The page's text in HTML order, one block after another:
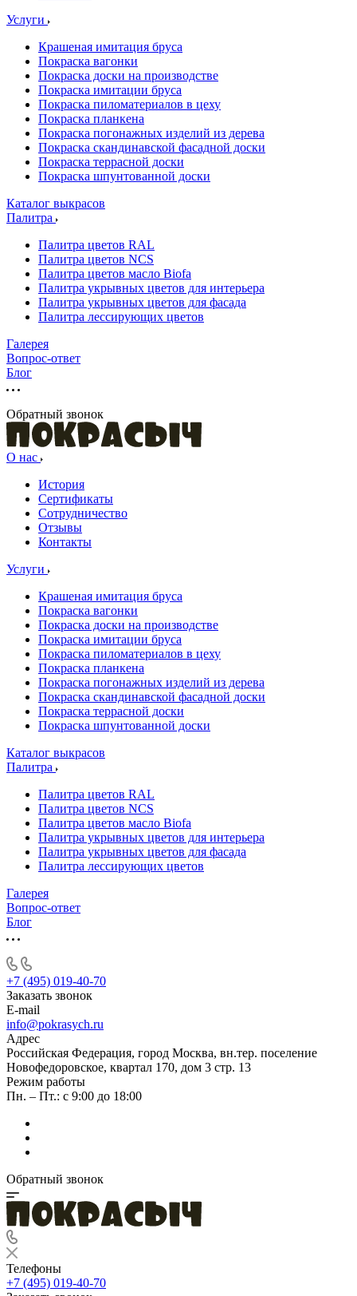
Услуги
Крашеная имитация бруса
Покраска вагонки
Покраска доски на производстве
Покраска имитации бруса
Покраска пиломатериалов в цеху
Покраска планкена
Покраска погонажных изделий из дерева
Покраска скандинавской фасадной доски
Покраска террасной доски
Покраска шпунтованной доски
Каталог выкрасов
Палитра
Палитра цветов RAL
Палитра цветов NCS
Палитра цветов масло Biofa
Палитра укрывных цветов для интерьера
Палитра укрывных цветов для фасада
Палитра лессирующих цветов
Галерея
Вопрос-ответ
Блог
Обратный звонок
О нас
История
Сертификаты
Сотрудничество
Отзывы
Контакты
Услуги
Крашеная имитация бруса
Покраска вагонки
Покраска доски на производстве
Покраска имитации бруса
Покраска пиломатериалов в цеху
Покраска планкена
Покраска погонажных изделий из дерева
Покраска скандинавской фасадной доски
Покраска террасной доски
Покраска шпунтованной доски
Каталог выкрасов
Палитра
Палитра цветов RAL
Палитра цветов NCS
Палитра цветов масло Biofa
Палитра укрывных цветов для интерьера
Палитра укрывных цветов для фасада
Палитра лессирующих цветов
Галерея
Вопрос-ответ
Блог
+7 (495) 019-40-70
Заказать звонок
E-mail
info@pokrasych.ru
Адрес
Российская Федерация, город Москва, вн.тер. поселение
Новофедоровское, квартал 170, дом 3 стр. 13
Режим работы
Пн. – Пт.: с 9:00 до 18:00
Обратный звонок
Телефоны
+7 (495) 019-40-70